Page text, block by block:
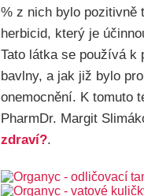
% z nich bylo pozitivně
herbicid, který je
Tato látka se používá k
bavlny, a jak již bylo
onemocnění. K tomuto
PharmDr. Margit
zdraví?.